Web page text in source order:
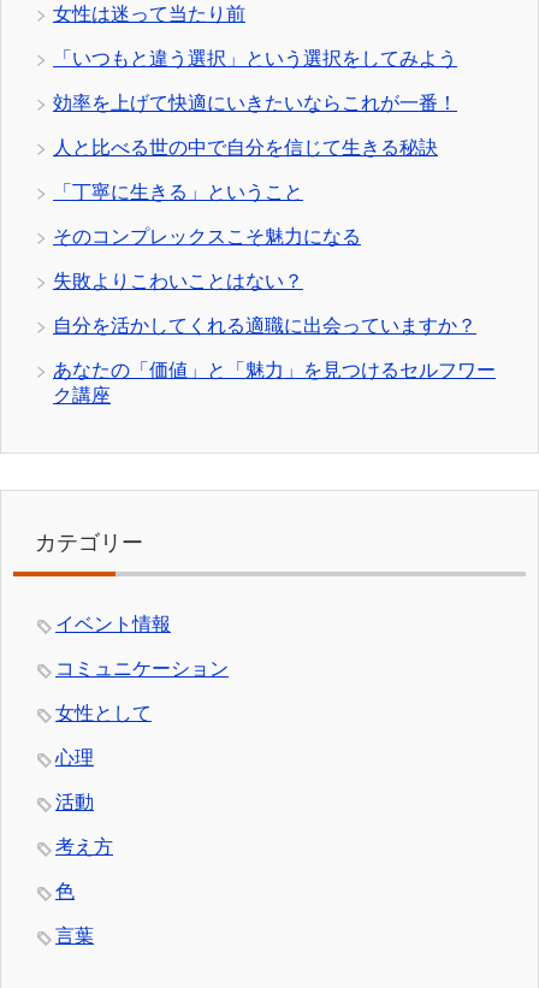
女性は迷って当たり前
「いつもと違う選択」という選択をしてみよう
効率を上げて快適にいきたいならこれが一番！
人と比べる世の中で自分を信じて生きる秘訣
「丁寧に生きる」ということ
そのコンプレックスこそ魅力になる
失敗よりこわいことはない？
自分を活かしてくれる適職に出会っていますか？
あなたの「価値」と「魅力」を見つけるセルフワー
ク講座
カテゴリー
イベント情報
コミュニケーション
女性として
心理
活動
考え方
色
言葉